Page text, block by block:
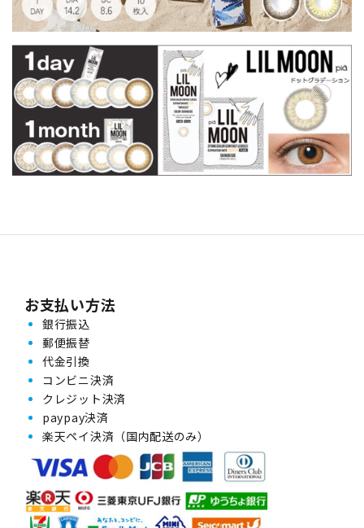
お支払い方法
銀行振込
郵便振替
代金引換
コンビニ決済
クレジット決済
paypay決済
楽天ペイ決済（国内配送のみ）